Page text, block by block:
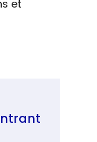
et